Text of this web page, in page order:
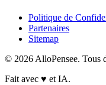
Politique de
Partenaires
Sitemap
© 2026 AlloPensee. Tous
Fait avec ♥ et IA.